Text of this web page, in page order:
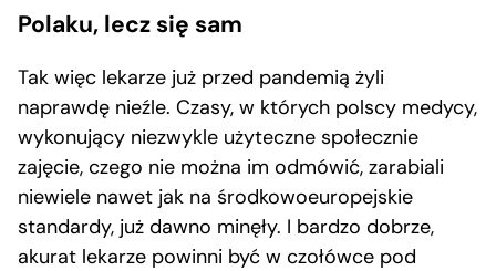
Polaku, lecz się sam
Tak więc lekarze już przed pandemią żyli
naprawdę nieźle. Czasy, w których polscy medycy,
wykonujący niezwykle użyteczne społecznie
zajęcie, czego nie można im odmówić, zarabiali
niewiele nawet jak na środkowoeuropejskie
standardy, już dawno minęły. I bardzo dobrze,
akurat lekarze powinni być w czołówce pod